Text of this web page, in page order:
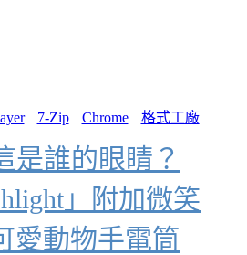
7-Zip Chrome 格式工廠
是誰的眼睛？
」附加微笑
愛動物手電筒